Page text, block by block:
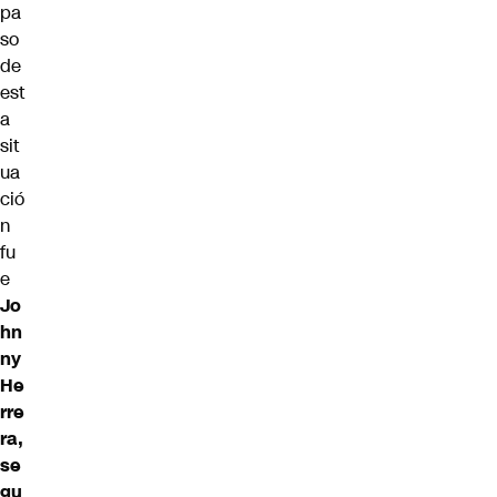
pa
so
de
est
a
sit
ua
ció
n
fu
e
Jo
hn
ny
He
rre
ra,
se
gu